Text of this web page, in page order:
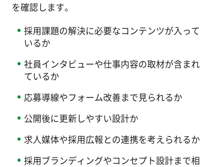
を確認します。
採用課題の解決に必要なコンテンツが入って
いるか
社員インタビューや仕事内容の取材が含まれ
ているか
応募導線やフォーム改善まで見られるか
公開後に更新しやすい設計か
求人媒体や採用広報との連携を考えられるか
採用ブランディングやコンセプト設計まで相